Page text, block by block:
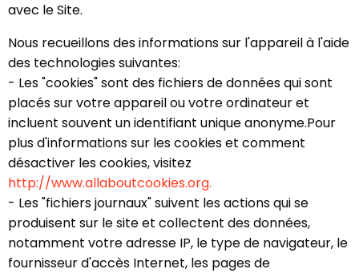
avec le Site.
Nous recueillons des informations sur l'appareil à l'aide
des technologies suivantes:
- Les "cookies" sont des fichiers de données qui sont
placés sur votre appareil ou votre ordinateur et
incluent souvent un identifiant unique anonyme.Pour
plus d'informations sur les cookies et comment
désactiver les cookies, visitez
http://www.allaboutcookies.org.
- Les "fichiers journaux" suivent les actions qui se
produisent sur le site et collectent des données,
notamment votre adresse IP, le type de navigateur, le
fournisseur d'accès Internet, les pages de